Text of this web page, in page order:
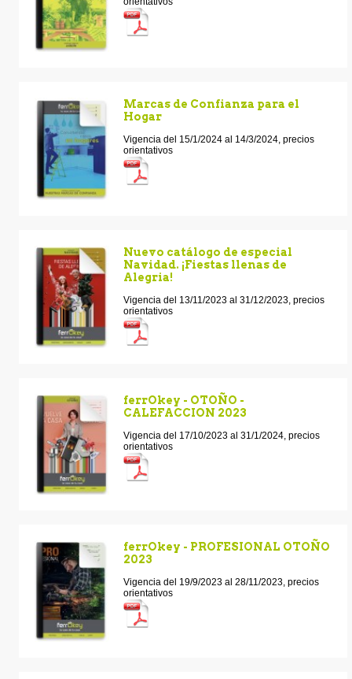
Marcas de Confianza para el
Hogar
Vigencia del 15/1/2024 al 14/3/2024, precios
orientativos
Nuevo catálogo de especial
Navidad. ¡Fiestas llenas de
Alegria!
Vigencia del 13/11/2023 al 31/12/2023, precios
orientativos
ferrOkey - OTOÑO -
CALEFACCION 2023
Vigencia del 17/10/2023 al 31/1/2024, precios
orientativos
ferrOkey - PROFESIONAL OTOÑO
2023
Vigencia del 19/9/2023 al 28/11/2023, precios
orientativos